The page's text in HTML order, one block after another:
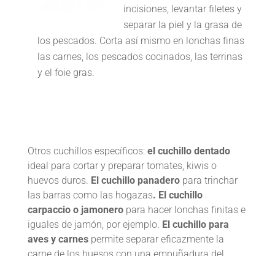
incisiones, levantar filetes y
separar la piel y la grasa de
los pescados. Corta así mismo en lonchas finas
las carnes, los pescados cocinados, las terrinas
y el foie gras.
Otros cuchillos específicos: el cuchillo dentado
ideal para cortar y preparar tomates, kiwis o
huevos duros. El cuchillo panaderopara trinchar
las barras como las hogazas. El cuchillo
carpaccio o jamoneropara hacer lonchas finitas e
iguales de jamón, por ejemplo. El cuchillo para
aves y carnespermite separar eficazmente la